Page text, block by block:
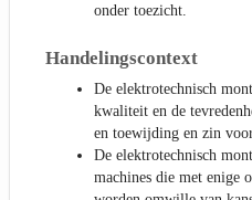
onder toezicht.
Handelingscontext
De elektrotechnisch
kwaliteit en de
en toewijding en zin
De elektrotechnisch
machines die met enige